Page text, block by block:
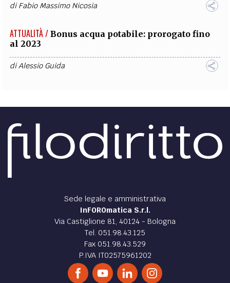
diFabio Massimo Nicosia
ATTUALITÀ / Bonus acqua potabile: prorogato fino
al 2023
diAlessio Guida
Sede legale e amministrativa
InFOROmatica S.r.l.
Via Castiglione 81, 40124 - Bologna
Tel. 051.98.43.125
Fax 051.98.43.529
P.IVA IT02575961202